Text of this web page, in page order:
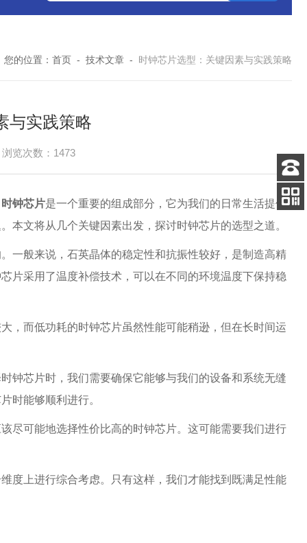
您的位置： 首页 - 技术文章 - 时钟芯片选型：关键因素与实践策略
与实践策略
浏览次数：1473
时钟芯片是一个重要的组成部分，它为我们的日常生活提供
本文将从几个关键因素出发，探讨时钟芯片的选型之道。
一般来说，石英晶体的稳定性和抗振性较好，是制造高精
片采用了温度补偿技术，可以在不同的环境温度下保持稳
，而低功耗的时钟芯片虽然性能可能稍逊，但在长时间运
钟芯片时，我们需要确保它能够与我们的设备和系统无缝
时能够顺利进行。
尽可能地选择性价比高的时钟芯片。这可能需要我们进行
度上进行综合考虑。只有这样，我们才能找到既满足性能
客服
电话
公众号